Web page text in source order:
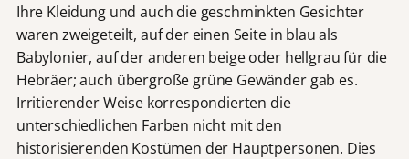
Ihre Kleidung und auch die geschminkten Gesichter
waren zweigeteilt, auf der einen Seite in blau als
Babylonier, auf der anderen beige oder hellgrau für die
Hebräer; auch übergroße grüne Gewänder gab es.
Irritierender Weise korrespondierten die
unterschiedlichen Farben nicht mit den
historisierenden Kostümen der Hauptpersonen. Dies